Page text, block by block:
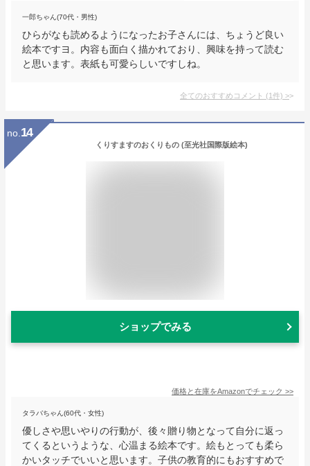
一郎ちゃん(70代・男性)
ひらがなも読めるようになったお子さんには、ちょうど良い
絵本ですヨ。内容も面白く描かれており、興味を持って読む
と思います。表紙も可愛らしいですしね。
全てのおすすめコメント (1件) >
no. 14
くりすますのおくりもの (至光社国際版絵本)
ショップでみる
価格と在庫をAmazonでチェック >>
タラバちゃん(60代・女性)
優しさや思いやりの行動が、後々贈り物となって自分に返っ
てくるというような、心温まる絵本です。絵もとっても柔ら
かいタッチでいいと思います。子供の教育的にもおすすめで